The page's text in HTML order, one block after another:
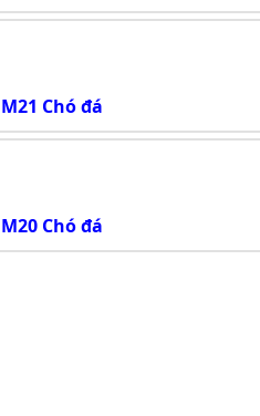
M21 Chó đá
M20 Chó đá